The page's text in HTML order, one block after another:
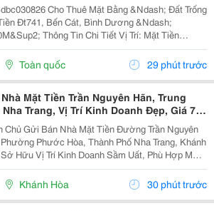
Thuê Mặt Bằng &Ndash; Đất Trống
Đt741, Bến Cát, Bình Dương &Ndash;
Tin Chi Tiết Vị Trí: Mặt Tiền
Đt741, Tp. Bến Cát, Bình Dương. Tổng Diện
8.500M&Sup2; Hiện Trạng: Đất Nông Nghiệp,
Toàn quốc 29 phút trước
Mặt Tiền Trần Nguyên Hãn, Trung
Nha Trang, Vị Trí Kinh Doanh Đẹp, Giá 7,4
Chủ Gửi Bán Nhà Mặt Tiền Đường Trần Nguyên
Phước Hòa, Thành Phố Nha Trang, Khánh
Hữu Vị Trí Kinh Doanh Sầm Uất, Phù Hợp Mở
Văn Phòng, Showroom Hoặc Đầu Tư Cho
Thuê Lâu Dài. Thông Tin Chi Tiết. - Địa Chỉ: Số...
Khánh Hòa 30 phút trước